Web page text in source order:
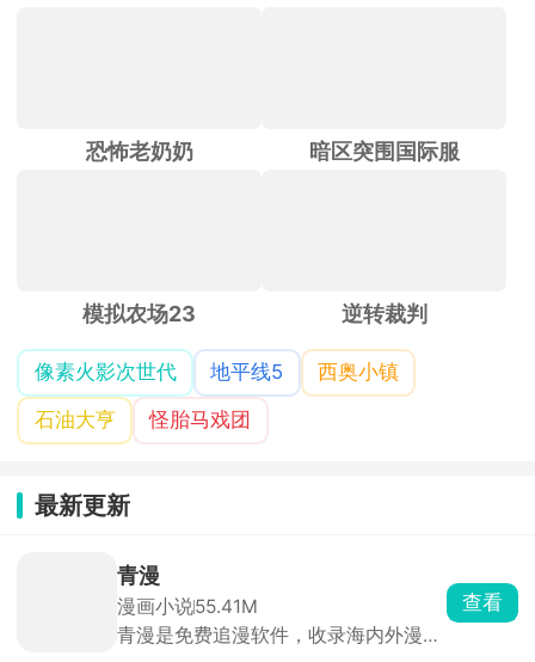
恐怖老奶奶 暗区突围国际服
模拟农场23 逆转裁判
像素火影次世代 地平线5
西奥小镇
石油大亨
怪胎马戏团
最新更新
青漫
漫画小说55.41M
青漫是免费追漫软件，收录海内外漫
查看